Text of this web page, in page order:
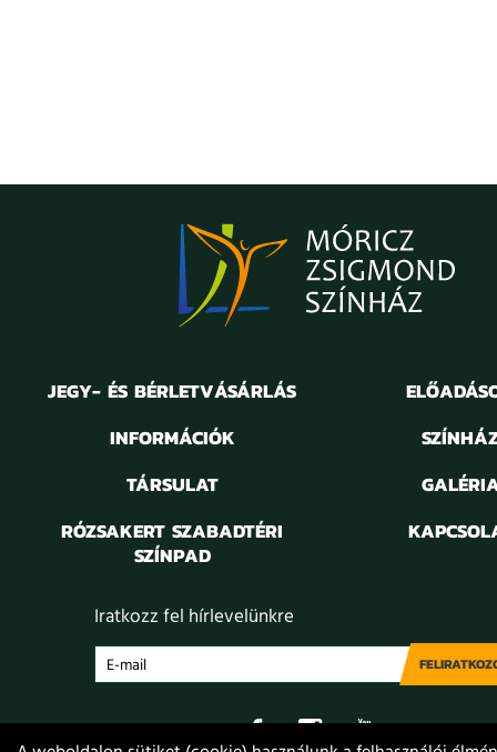
JEGY- ÉS BÉRLETVÁSÁRLÁS
INFORMÁCIÓK
TÁRSULAT
RÓZSAKERT SZABADTÉRI
SZÍNPAD
Iratkozz fel hírlevelünkre